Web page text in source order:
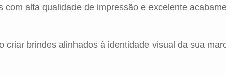
alta qualidade de impressão e excelente
brindes alinhados à identidade visual da sua